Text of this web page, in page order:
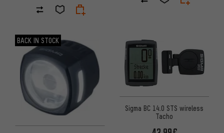
BACK IN STOCK
Sigma BC 14.0 STS wireless
Tacho